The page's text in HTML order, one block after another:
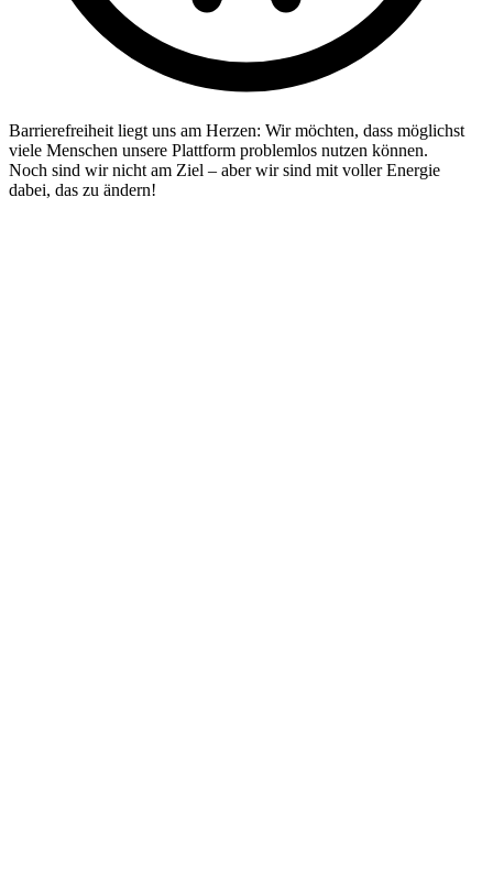
Barrierefreiheit liegt uns am Herzen: Wir möchten, dass möglichst
viele Menschen unsere Plattform problemlos nutzen können.
Noch sind wir nicht am Ziel – aber wir sind mit voller Energie
dabei, das zu ändern!